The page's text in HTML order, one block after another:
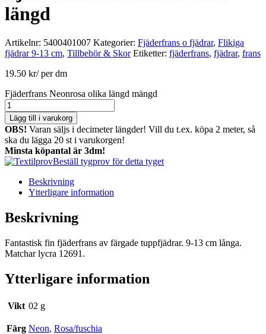
längd
Artikelnr: 5400401007 Kategorier: Fjäderfrans o fjädrar, Flikiga
fjädrar 9-13 cm, Tillbehör & Skor Etiketter: fjäderfrans, fjädrar, frans
19.50 kr/ per dm
Fjäderfrans Neonrosa olika längd mängd
Lägg till i varukorg
OBS! Varan säljs i decimeter längder! Vill du t.ex. köpa 2 meter, så
ska du lägga 20 st i varukorgen!
Minsta köpantal är 3dm!
Beställ tygprov för detta tyget
Beskrivning
Ytterligare information
Beskrivning
Fantastisk fin fjäderfrans av färgade tuppfjädrar. 9-13 cm långa.
Matchar lycra 12691.
Ytterligare information
Vikt 02 g
Färg Neon, Rosa/fuschia